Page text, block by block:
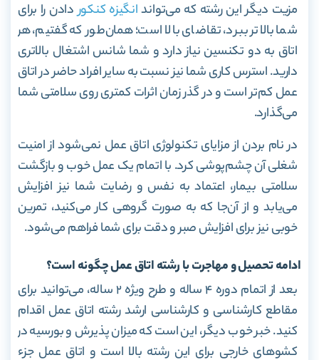
مزیت دیگر این رشته که می‌تواندانگیزه کنکوردادن را برای
شما بالاتر ببرد، تقاضای بالا است؛ همان‌طور که گفتیم، هر
اتاق به دو تکنسین نیاز دارد و شما شانس اشتغال بالاتری
دارید. استرس کاری شما نیز نسبت به سایر افراد حاضر در اتاق
عمل کم‌تر است و در گذر زمان اثرات کمتری روی سلامتی شما
می‌گذارد.
در نام بردن از مزایای تکنولوژی اتاق عمل نمی‌شود از امنیت
شغلی آن چشم‌پوشی کرد. با اتمام یک عمل خوب و بازگشت
سلامتی بیمار، اعتماد به نفس و رضایت شما نیز افزایش
می‌یابد و از آن‌جا که به صورت گروهی کار می‌کنید، تمرین
خوبی نیز برای افزایش صبر و دقت برای شما فراهم می‌شود.
ادامه تحصیل و مهاجرت با رشته اتاق عمل چگونه است؟
بعد از اتمام دوره ۴ ساله و طرح ویژه ۲ ساله، می‌توانید برای
مقاطع کارشناسی و کارشناسی ارشد رشته اتاق عمل اقدام
کنید. خبر خوب دیگر، این است که میزان پذیرش و بورسیه در
کشو‌های خارجی برای این رشته بالا است و اتاق عمل جزء